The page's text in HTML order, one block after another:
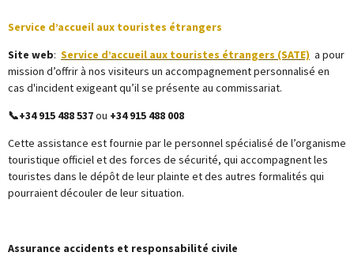
Service d’accueil aux touristes étrangers
Site web: Service d’accueil aux touristes étrangers (SATE) a pour
mission d’offrir à nos visiteurs un accompagnement personnalisé en
cas d'incident exigeant qu’il se présente au commissariat.
📞+34 915 488 537ou +34 915 488 008
Cette assistance est fournie par le personnel spécialisé de l’organisme
touristique officiel et des forces de sécurité, qui accompagnent les
touristes dans le dépôt de leur plainte et des autres formalités qui
pourraient découler de leur situation.
Assurance accidents et responsabilité civile